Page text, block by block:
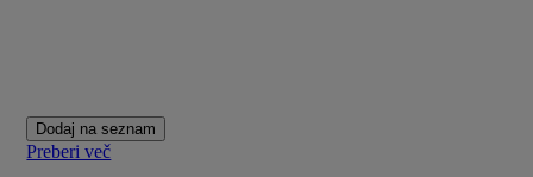
Dodaj na seznam
Preberi več